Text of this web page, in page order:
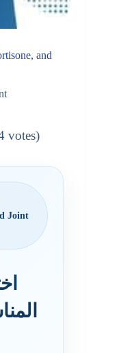
and
votes)
Joint